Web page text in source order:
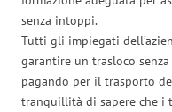
senza intoppi.
Tutti gli impiegati
garantire un trasloco
pagando per il trasporto
tranquillità di sapere che i